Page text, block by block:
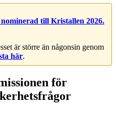
till Kristallen 2026.
är större än någonsin genom
här.
för